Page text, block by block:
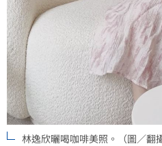
林逸欣曬喝咖啡美照。（圖／翻